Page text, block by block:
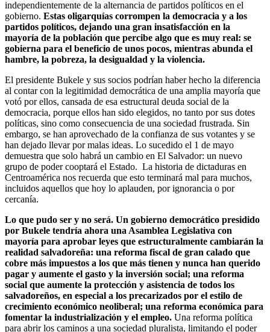
independientemente de la alternancia de partidos políticos en el
gobierno. Estas oligarquías corrompen la democracia y a los
partidos políticos, dejando una gran insatisfacción en la
mayoría de la población que percibe algo que es muy real: se
gobierna para el beneficio de unos pocos, mientras abunda el
hambre, la pobreza, la desigualdad y la violencia.
El presidente Bukele y sus socios podrían haber hecho la diferencia
al contar con la legitimidad democrática de una amplia mayoría que
votó por ellos, cansada de esa estructural deuda social de la
democracia, porque ellos han sido elegidos, no tanto por sus dotes
políticas, sino como consecuencia de una sociedad frustrada. Sin
embargo, se han aprovechado de la confianza de sus votantes y se
han dejado llevar por malas ideas. Lo sucedido el 1 de mayo
demuestra que solo habrá un cambio en El Salvador: un nuevo
grupo de poder cooptará el Estado. La historia de dictaduras en
Centroamérica nos recuerda que esto terminará mal para muchos,
incluidos aquellos que hoy lo aplauden, por ignorancia o por
cercanía.
Lo que pudo ser y no será. Un gobierno democrático presidido
por Bukele tendría ahora una Asamblea Legislativa con
mayoría para aprobar leyes que estructuralmente cambiarán la
realidad salvadoreña: una reforma fiscal de gran calado que
cobre más impuestos a los que más tienen y nunca han querido
pagar y aumente el gasto y la inversión social; una reforma
social que aumente la protección y asistencia de todos los
salvadoreños, en especial a los precarizados por el estilo de
crecimiento económico neoliberal; una reforma económica para
fomentar la industrialización y el empleo. Una reforma política
para abrir los caminos a una sociedad pluralista, limitando el poder